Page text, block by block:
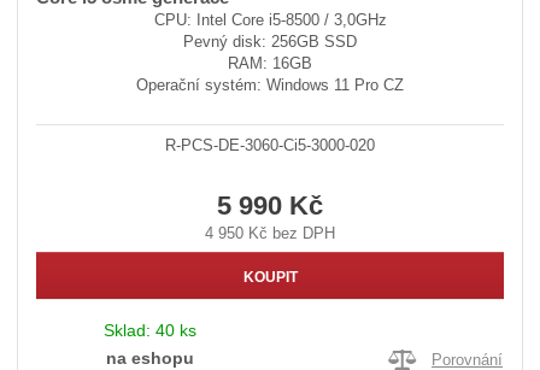
CPU: Intel Core i5-8500 / 3,0GHz
Pevný disk: 256GB SSD
RAM: 16GB
Operační systém: Windows 11 Pro CZ
R-PCS-DE-3060-Ci5-3000-020
5 990 Kč
4 950 Kč bez DPH
KOUPIT
Sklad: 40 ks
na eshopu
Porovnání